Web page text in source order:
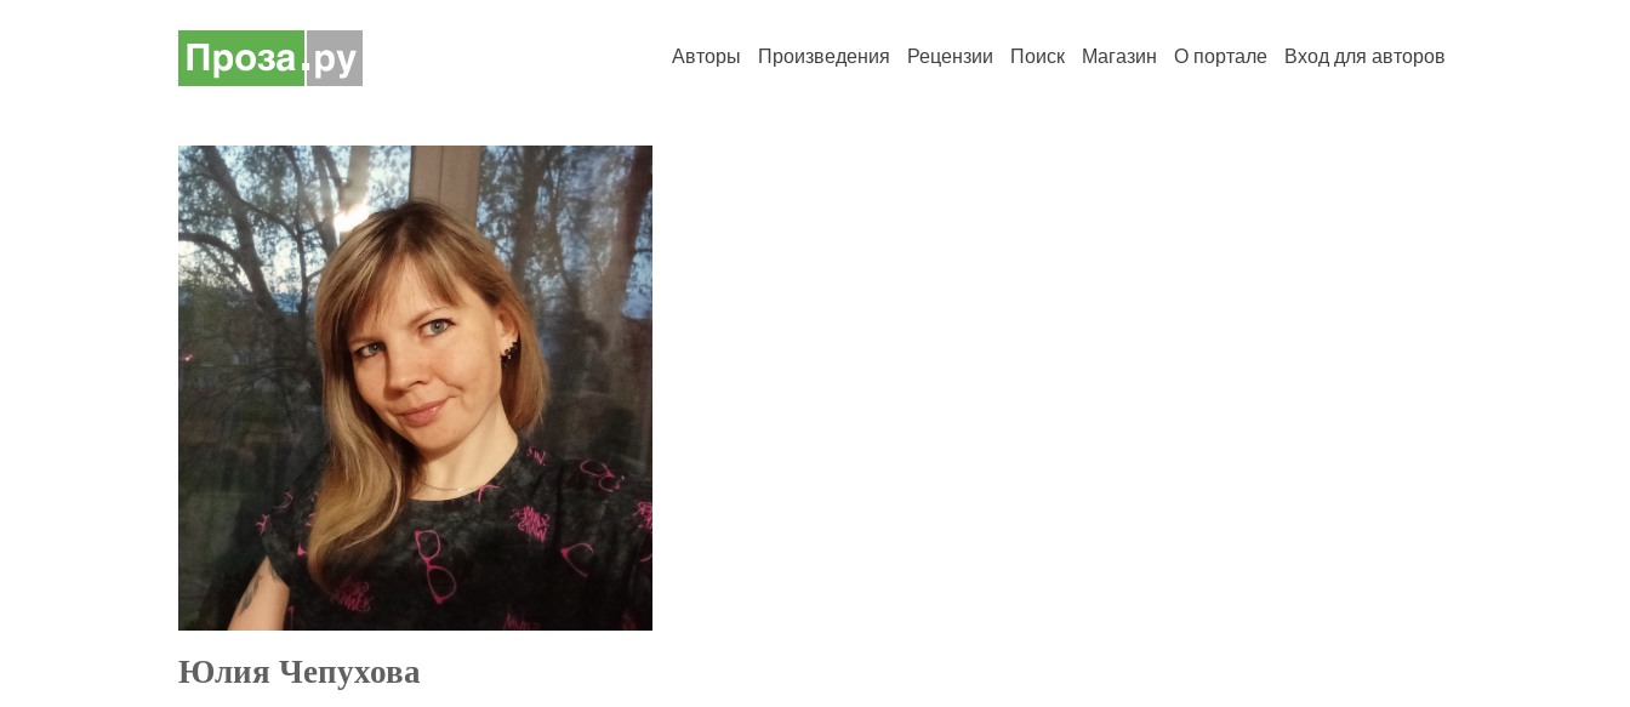
Авторы Произведения Рецензии Поиск Магазин О портале Вход для авторов
Юлия Чепухова